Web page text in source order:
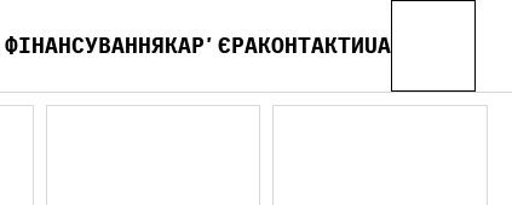
ФІНАНСУВАННЯКАРʼЄРАКОНТАКТИUA